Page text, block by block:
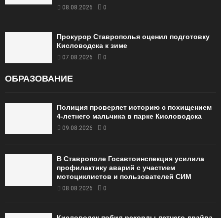
08.08.2026 0
Прокурор Ставрополья оценил подготовку
Кисловодска к зиме
07.08.2026 0
ОБРАЗОВАНИЕ
Полиция проверяет историю с похищением
4-летнего мальчика в парке Кисловодска
09.08.2026 0
В Ставрополе Госавтоинспекция усилила
профилактику аварий с участием
мотоциклистов и пользователей СИМ
08.08.2026 0